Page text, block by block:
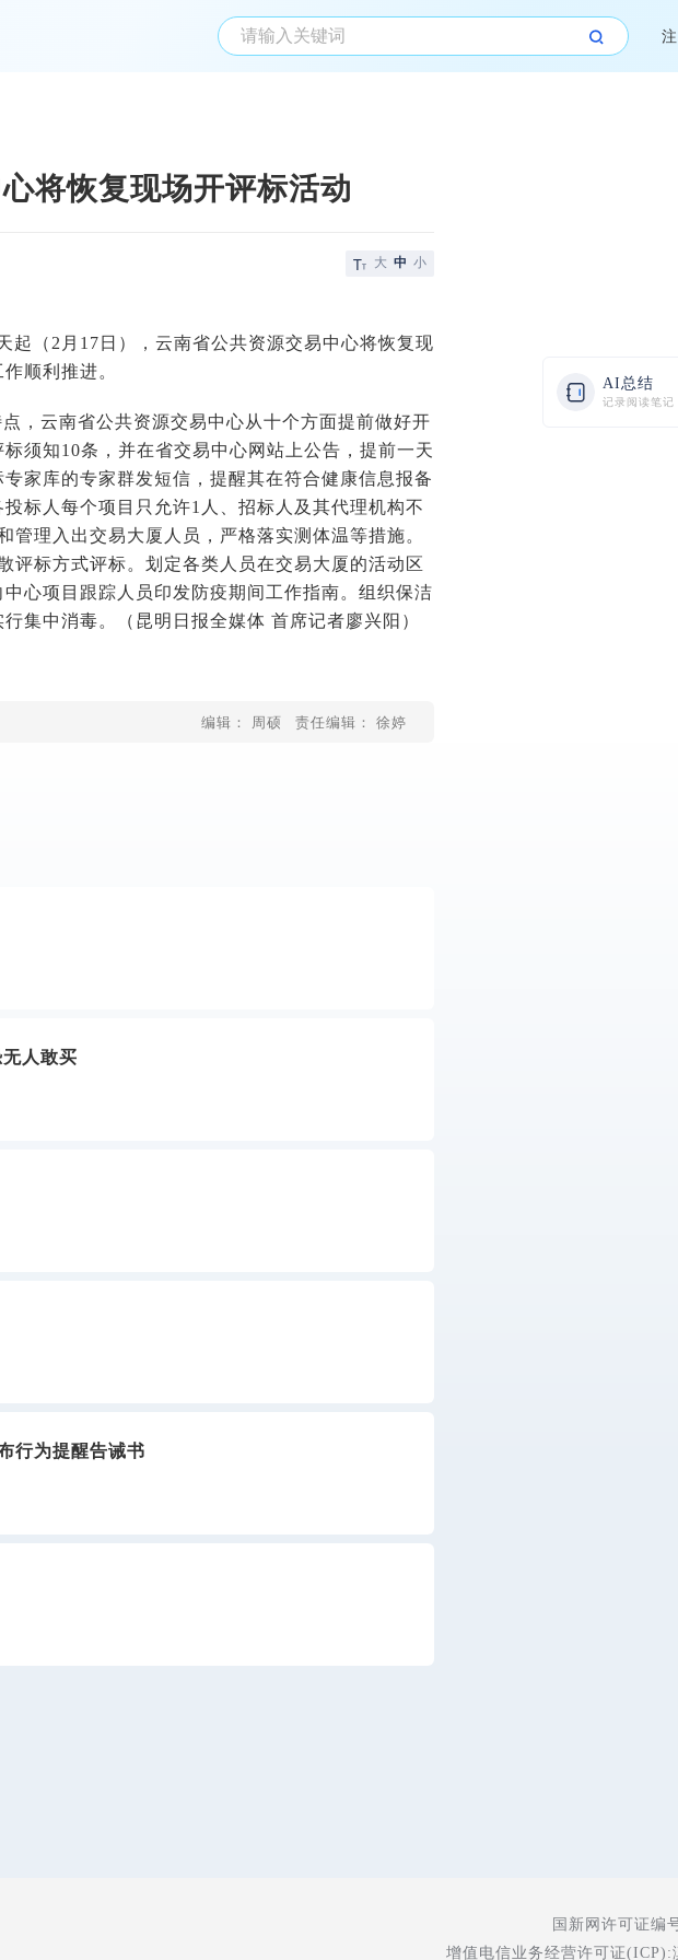
AI总结
记录阅读笔记
将恢复现场开评标活动
大 中 小
起（2月17日），云南省公共资源交易中心将恢复现
顺利推进。
，云南省公共资源交易中心从十个方面提前做好开
须知10条，并在省交易中心网站上公告，提前一天
家库的专家群发短信，提醒其在符合健康信息报备
标人每个项目只允许1人、招标人及其代理机构不
理入出交易大厦人员，严格落实测体温等措施。
评标方式评标。划定各类人员在交易大厦的活动区
心项目跟踪人员印发防疫期间工作指南。组织保洁
集中消毒。（昆明日报全媒体 首席记者廖兴阳）
编辑： 周硕 责任编辑： 徐婷
人敢买
行为提醒告诫书
国新网许可证编
增值电信业务经营许可证(ICP):